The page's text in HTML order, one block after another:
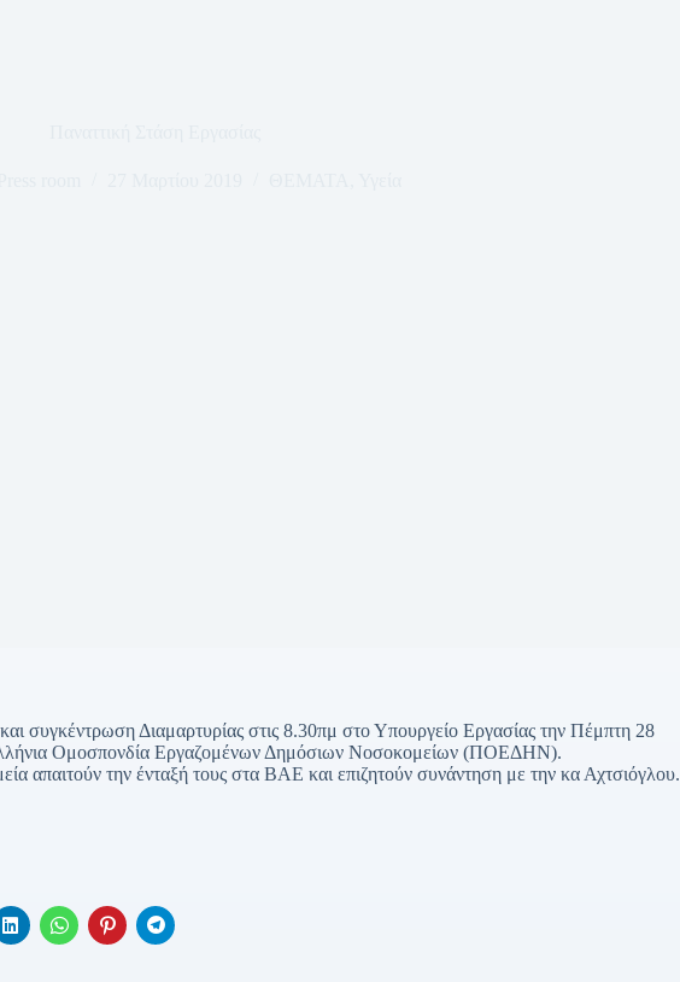
συγκέντρωση Διαμαρτυρίας στις 8.30πμ στο Υπουργείο Εργασίας την Πέμπτη 28
Ομοσπονδία Εργαζομένων Δημόσιων Νοσοκομείων (ΠΟΕΔΗΝ).
απαιτούν την ένταξή τους στα ΒΑΕ και επιζητούν συνάντηση με την κα Αχτσιόγλου.